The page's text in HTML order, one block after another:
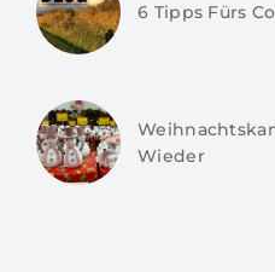
6 Tipps Fürs
Wieder